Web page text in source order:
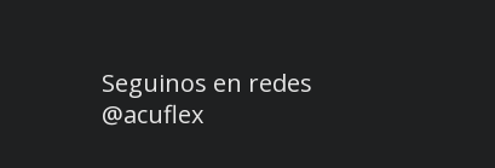
Seguinos en redes
@acuflex